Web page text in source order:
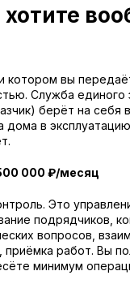
хотите
котором вы
Служба единого
берёт на себя
дома в
000 ₽/месяц
Это
подрядчиков,
вопросов,
приёмка работ. Вы
минимум